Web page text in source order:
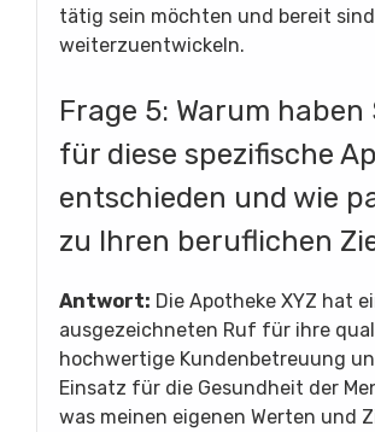
tätig sein möchten und bereit
weiterzuentwickeln.
Frage 5: Warum haben
für diese spezifische
entschieden und wie
zu Ihren beruflichen
Antwort: Die Apotheke XYZ hat
ausgezeichneten Ruf für ihre
hochwertige Kundenbetreuung
Einsatz für die Gesundheit der
was meinen eigenen Werten und